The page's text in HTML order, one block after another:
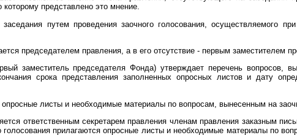
которому представлено это мнение.
путем проведения заочного голосования, осуществляемого
председателем правления, а в его отсутствие - первым заместителем
заместитель председателя Фонда) утверждает перечень вопросов,
срока представления заполненных опросных листов и дату
листы и необходимые материалы по вопросам, вынесенным на
ответственным секретарем правления членам правления заказным
прилагаются опросные листы и необходимые материалы по